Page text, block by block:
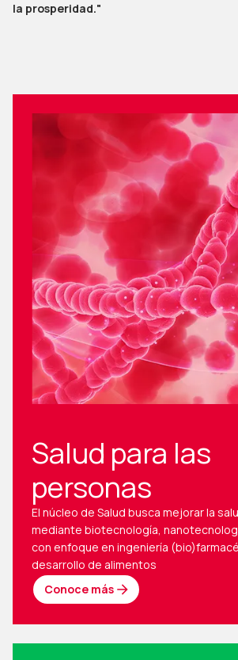
la prosperidad."
Salud para las
personas
El núcleo de Salud busca mejorar la
mediante biotecnología,
con enfoque en ingeniería
desarrollo de alimentos
Conoce más